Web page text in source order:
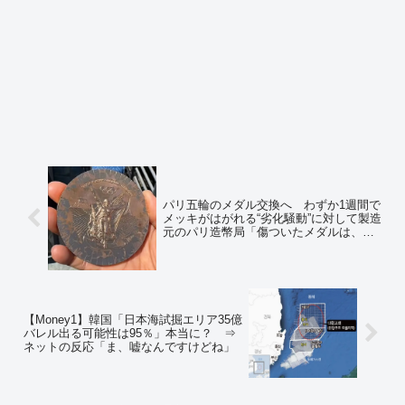
パリ五輪のメダル交換へ わずか1週間で
メッキがはがれる“劣化騒動”に対して製造
元のパリ造幣局「傷ついたメダルは、パ
【Money1】韓国「日本海試掘エリア35億
バレル出る可能性は95％」本当に？ ⇒
ネットの反応「ま、嘘なんですけどね」